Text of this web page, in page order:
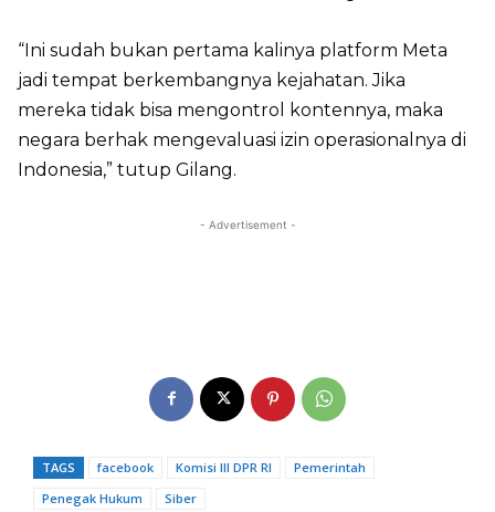
“Ini sudah bukan pertama kalinya platform Meta
jadi tempat berkembangnya kejahatan. Jika
mereka tidak bisa mengontrol kontennya, maka
negara berhak mengevaluasi izin operasionalnya di
Indonesia,” tutup Gilang.
- Advertisement -
TAGS facebook Komisi III DPR RI
Pemerintah
Penegak Hukum
Siber